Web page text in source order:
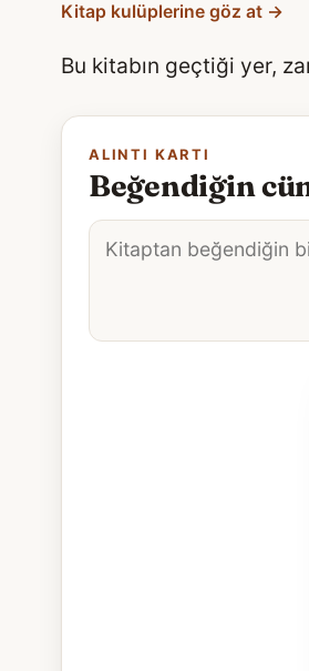
Kitap kulüplerine göz at →
Bu kitabın geçtiği yer,
ALINTI KARTI
Beğendiğin
Alıntı
metni